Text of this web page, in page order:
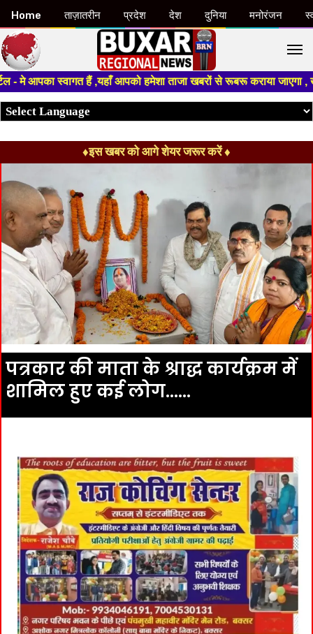
स्वागत हैं ,यहाँ आपको हमेशा ताजा खबरों से रूबरू कराया जाएगा , खबर
♦इस खबर को आगे शेयर जरूर करें ♦
पत्रकार की माता के श्राद्ध कार्यक्रम में
शामिल हुए कई लोग……
Home ताज़ातरीन प्रदेश देश दुनिया मनोरंजन